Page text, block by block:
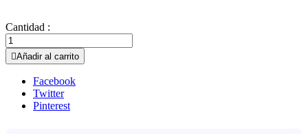
Cantidad :
Añadir al carrito
Facebook
Twitter
Pinterest